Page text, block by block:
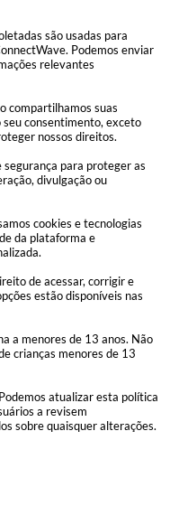
são usadas para
Podemos enviar
relevantes
compartilhamos suas
seu consentimento, exceto
nossos direitos.
para proteger as
divulgação ou
cookies e tecnologias
da plataforma e
de acessar, corrigir e
estão disponíveis nas
a menores de 13 anos. Não
crianças menores de 13
Podemos atualizar esta política
a revisem
sobre quaisquer alterações.